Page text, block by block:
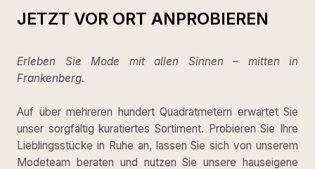
JETZT VOR ORT ANPROBIEREN
Erleben Sie Mode mit allen Sinnen – mitten in
Frankenberg.
Auf über mehreren hundert Quadratmetern erwartet Sie
unser sorgfältig kuratiertes Sortiment. Probieren Sie Ihre
Lieblingsstücke in Ruhe an, lassen Sie sich von unserem
Modeteam beraten und nutzen Sie unsere hauseigene